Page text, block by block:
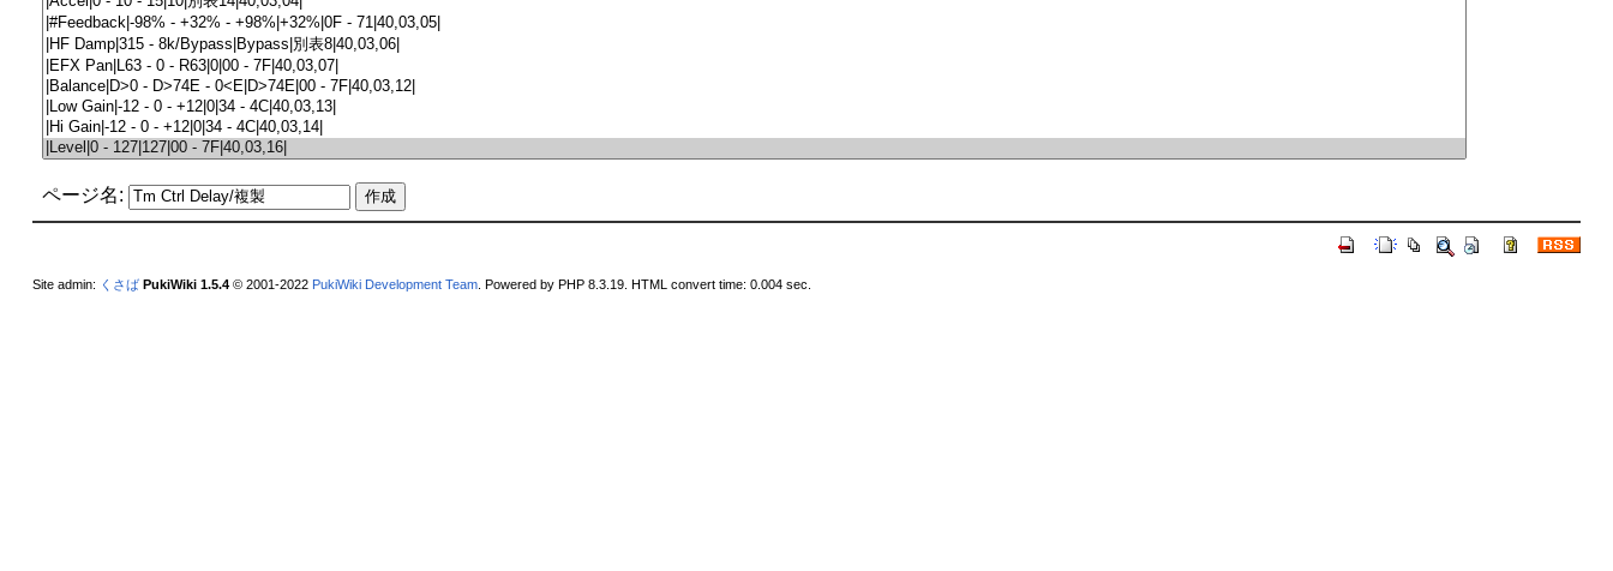
ページ名:
Site admin: くさば PukiWiki 1.5.4© 2001-2022 PukiWiki Development Team. Powered by PHP 8.3.19. HTML convert time: 0.004 sec.